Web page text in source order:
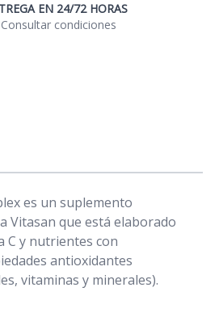
EN 24/72 HORAS
condiciones
es un suplemento
Vitasan que está elaborado
C y nutrientes con
antioxidantes
vitaminas y minerales).